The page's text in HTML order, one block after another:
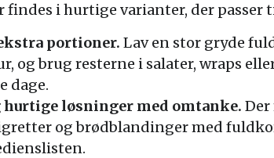
findes i hurtige varianter, der passer
portioner. Lav en stor gryde
og brug resterne i salater, wraps
dage.
løsninger med omtanke. Der
og brødblandinger med